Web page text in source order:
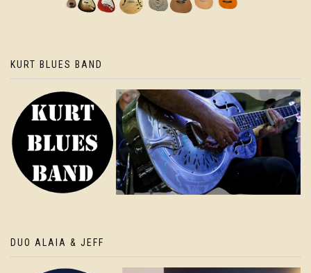
KURT BLUES BAND
DUO ALAIA & JEFF